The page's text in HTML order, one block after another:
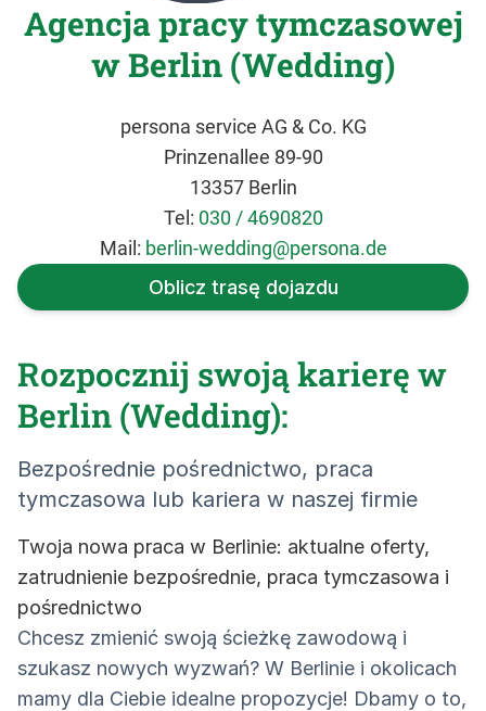
Agencja pracy tymczasowej
w Berlin (Wedding)
persona service AG & Co. KG
Prinzenallee 89-90
13357 Berlin
Tel: 030 / 4690820
Mail: berlin-wedding@persona.de
Oblicz trasę dojazdu
Rozpocznij swoją karierę w
Berlin (Wedding):
Bezpośrednie pośrednictwo, praca
tymczasowa lub kariera w naszej firmie
Twoja nowa praca w Berlinie: aktualne oferty,
zatrudnienie bezpośrednie, praca tymczasowa i
pośrednictwo
Chcesz zmienić swoją ścieżkę zawodową i
szukasz nowych wyzwań? W Berlinie i okolicach
mamy dla Ciebie idealne propozycje! Dbamy o to,